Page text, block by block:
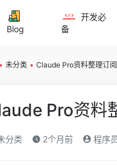
Blog
开发必
备
• 未分类 • Claude Pro资料整理订
Pro资料
分类 2个月前 程序